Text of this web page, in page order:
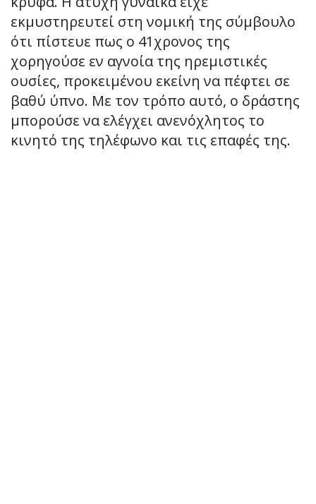
εκμυστηρευτεί στη νομική της σύμβουλο
ότι πίστευε πως ο 41χρονος της
χορηγούσε εν αγνοία της ηρεμιστικές
ουσίες, προκειμένου εκείνη να πέφτει σε
βαθύ ύπνο. Με τον τρόπο αυτό, ο δράστης
μπορούσε να ελέγχει ανενόχλητος το
κινητό της τηλέφωνο και τις επαφές της.